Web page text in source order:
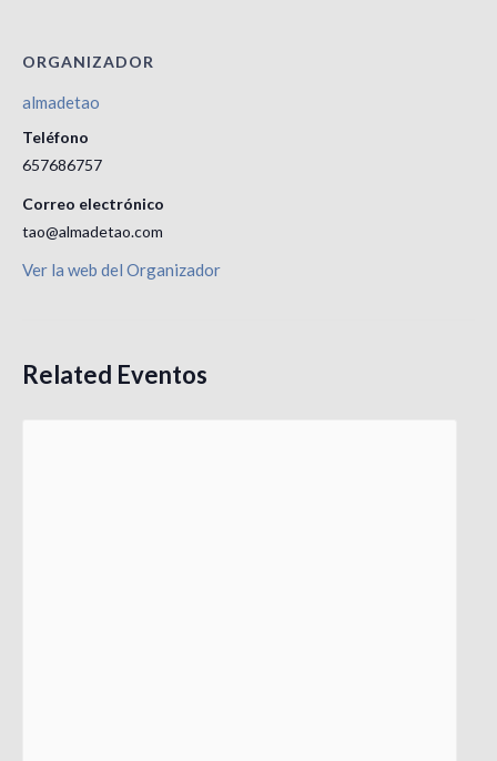
ORGANIZADOR
almadetao
Teléfono
657686757
Correo electrónico
tao@almadetao.com
Ver la web del Organizador
Related Eventos